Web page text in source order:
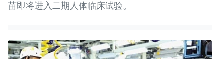
苗即将进入二期人体临床试验。